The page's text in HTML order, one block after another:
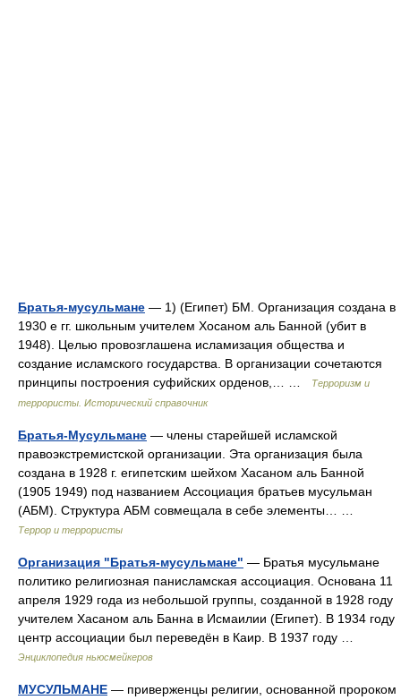
Братья-мусульмане — 1) (Египет) БМ. Организация создана в
1930 е гг. школьным учителем Хосаном аль Банной (убит в
1948). Целью провозглашена исламизация общества и
создание исламского государства. В организации сочетаются
принципы построения суфийских орденов,… …
Терроризм и
террористы. Исторический справочник
Братья-Мусульмане — члены старейшей исламской
правоэкстремистской организации. Эта организация была
создана в 1928 г. египетским шейхом Хасаном аль Банной
(1905 1949) под названием Ассоциация братьев мусульман
(АБМ). Структура АБМ совмещала в себе элементы… …
Террор и террористы
Организация "Братья-мусульмане" — Братья мусульмане
политико религиозная панисламская ассоциация. Основана 11
апреля 1929 года из небольшой группы, созданной в 1928 году
учителем Хасаном аль Банна в Исмаилии (Египет). В 1934 году
центр ассоциации был переведён в Каир. В 1937 году …
Энциклопедия ньюсмейкеров
МУСУЛЬМАНЕ — приверженцы религии, основанной пророком